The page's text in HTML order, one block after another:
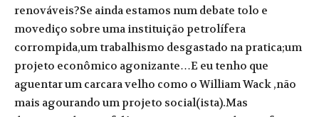
renováveis?Se ainda estamos num debate tolo e
movediço sobre uma instituição petrolífera
corrompida,um trabalhismo desgastado na pratica;um
projeto econômico agonizante…E eu tenho que
aguentar um carcara velho como o William Wack ,não
mais agourando um projeto social(ista).Mas